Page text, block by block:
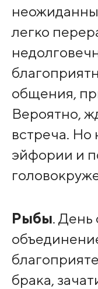
легко
общения,
Вероятно,
встреча. Но
эйфории и
Рыбы. День
брака,